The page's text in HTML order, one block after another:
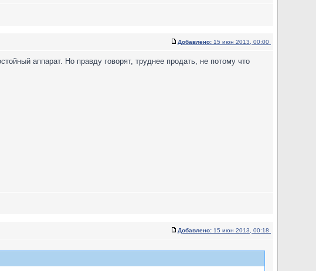
Добавлено: 15 июн 2013, 00:00
аппарат. Но правду говорят, труднее продать, не потому что
Добавлено: 15 июн 2013, 00:18